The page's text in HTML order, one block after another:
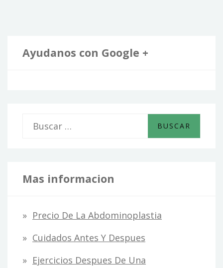
Ayudanos con Google +
c
r
Mas informacion
Precio De La Abdominoplastia
Cuidados Antes Y Despues
Ejercicios Despues De Una